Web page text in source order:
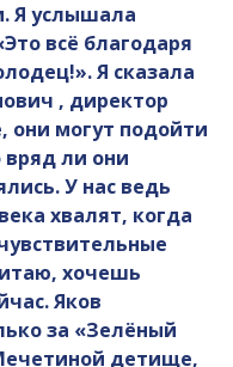
Я услышала
всё благодаря
Я сказала
, директор
они могут подойти
ли они
У нас ведь
хвалят, когда
хочешь
Яков
за «Зелёный
детище,